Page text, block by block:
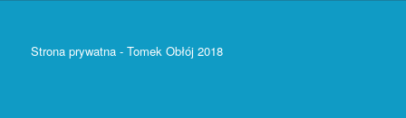
Strona prywatna - Tomek Obłój 2018